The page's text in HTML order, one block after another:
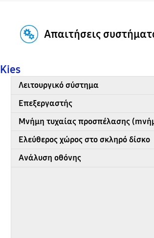
Απαιτήσεις
Kies
Λειτουργικό σύστημα
Επεξεργαστής
Μνήμη τυχαίας προσπέλασης
Ελεύθερος χώρος στο σκληρό δίσκο
Ανάλυση οθόνης